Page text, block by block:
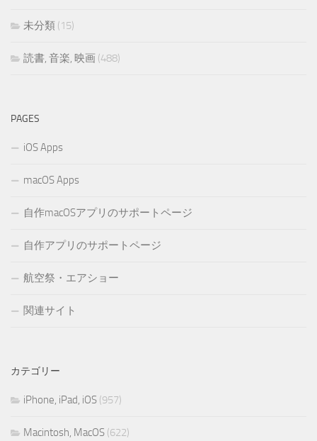
未分類 (15)
読書, 音楽, 映画 (488)
PAGES
iOS Apps
macOS Apps
自作macOSアプリのサポートページ
自作アプリのサポートページ
航空祭・エアショー
関連サイト
カテゴリー
iPhone, iPad, iOS (957)
Macintosh, MacOS (622)